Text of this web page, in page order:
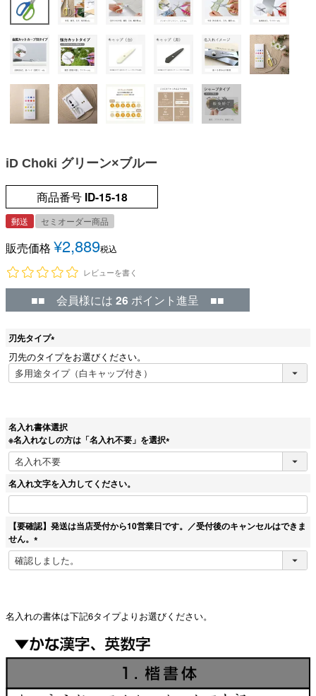
iD Choki グリーン×ブルー
商品番号 ID-15-18
郵送 セミオーダー商品
販売価格 ¥2,889税込
レビューを書く
■■ 会員様には 26 ポイント進呈 ■■
刃先タイプ
(
必
須
刃先のタイプをお選びください。
名入れ書体選択
※名入れなしの方は「名入れ不要」を選択
(
必
)
名入れ文字を入力してください。
【要確認】発送は当店受付から10営業日です。／受付後のキャンセルはできま
せん。
(
必
名入れの書体は下記6タイプよりお選びください。